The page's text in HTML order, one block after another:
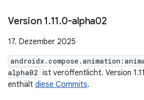
Version 1.11.0-alpha02
17. Dezember 2025
alpha02 ist veröffentlicht. Version
enthält diese Commits.